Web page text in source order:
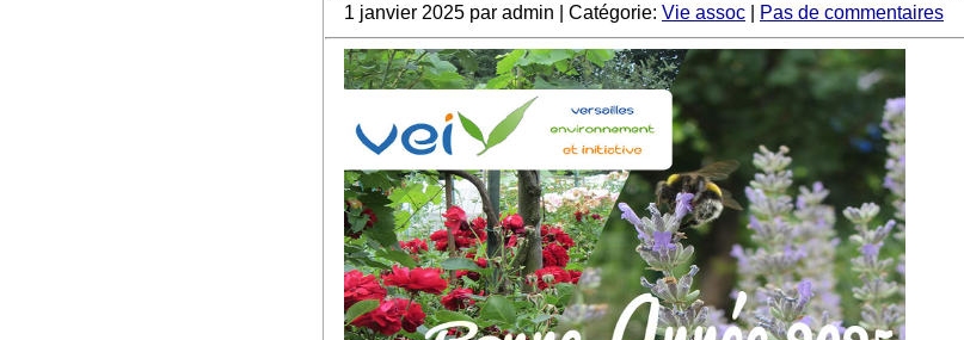
1 janvier 2025 par admin | Catégorie: Vie assoc Pas de commentaires